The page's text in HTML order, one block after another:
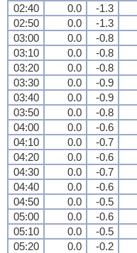
02:40
0.0 -1.3
02:50
0.0 -1.3
03:00
0.0 -0.8
03:10
0.0 -0.8
03:20
0.0 -0.8
03:30
0.0 -0.9
03:40
0.0 -0.9
03:50
0.0 -0.8
04:00
0.0 -0.6
04:10
0.0 -0.7
04:20
0.0 -0.6
04:30
0.0 -0.7
04:40
0.0 -0.6
04:50
0.0 -0.5
05:00
0.0 -0.6
05:10
0.0 -0.5
05:20
0.0 -0.2